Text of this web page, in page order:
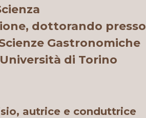
dottorando presso
Gastronomiche
di Torino
autrice e conduttrice